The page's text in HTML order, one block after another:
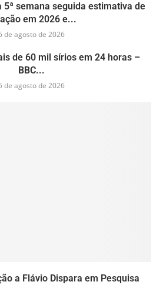
5ª semana seguida estimativa de
em 2026 e...
de agosto de 2026
de 60 mil sírios em 24 horas –
BBC...
de agosto de 2026
a Flávio Dispara em Pesquisa